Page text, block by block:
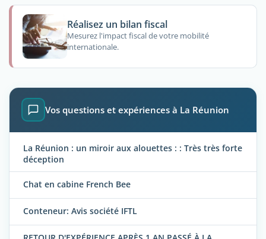
Réalisez un bilan fiscal
Mesurez l'impact fiscal de votre mobilité
internationale.
Vos questions et expériences à La Réunion
La Réunion : un miroir aux alouettes : : Très très forte
déception
Chat en cabine French Bee
Conteneur: Avis société IFTL